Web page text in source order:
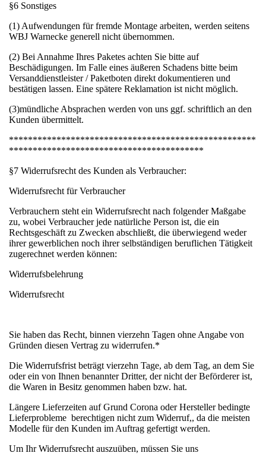
§6 Sonstiges
(1) Aufwendungen für fremde Montage arbeiten, werden seitens
WBJ Warnecke generell nicht übernommen.
(2) Bei Annahme Ihres Paketes achten Sie bitte auf
Beschädigungen. Im Falle eines äußeren Schadens bitte beim
Versanddienstleister / Paketboten direkt dokumentieren und
bestätigen lassen. Eine spätere Reklamation ist nicht möglich.
(3)mündliche Absprachen werden von uns ggf. schriftlich an den
Kunden übermittelt.
****************************************************
*****************************************
§7 Widerrufsrecht des Kunden als Verbraucher:
Widerrufsrecht für Verbraucher
Verbrauchern steht ein Widerrufsrecht nach folgender Maßgabe
zu, wobei Verbraucher jede natürliche Person ist, die ein
Rechtsgeschäft zu Zwecken abschließt, die überwiegend weder
ihrer gewerblichen noch ihrer selbständigen beruflichen Tätigkeit
zugerechnet werden können:
Widerrufsbelehrung
Widerrufsrecht
Sie haben das Recht, binnen vierzehn Tagen ohne Angabe von
Gründen diesen Vertrag zu widerrufen.*
Die Widerrufsfrist beträgt vierzehn Tage, ab dem Tag, an dem Sie
oder ein von Ihnen benannter Dritter, der nicht der Beförderer ist,
die Waren in Besitz genommen haben bzw. hat.
Längere Lieferzeiten auf Grund Corona oder Hersteller bedingte
Lieferprobleme berechtigen nicht zum Widerruf,, da die meisten
Modelle für den Kunden im Auftrag gefertigt werden.
Um Ihr Widerrufsrecht auszuüben, müssen Sie uns